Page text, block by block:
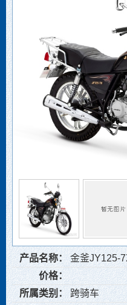
产品名称：
金釜JY125-
价格：
所属类别：
跨骑车